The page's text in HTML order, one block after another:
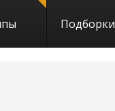
Подборки